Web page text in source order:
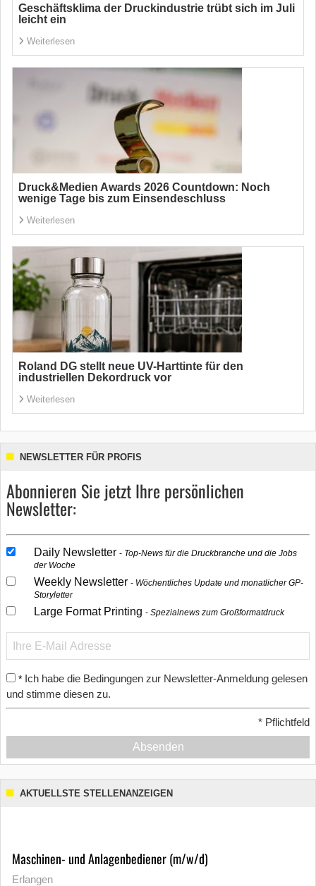
Geschäftsklima der Druckindustrie trübt sich im Juli
leicht ein
Weiterlesen
Druck&Medien Awards 2026 Countdown: Noch
wenige Tage bis zum Einsendeschluss
Weiterlesen
Roland DG stellt neue UV-Harttinte für den
industriellen Dekordruck vor
Weiterlesen
NEWSLETTER FÜR PROFIS
Abonnieren Sie jetzt Ihre persönlichen
Newsletter:
Daily Newsletter
Top-News für die Druckbranche und die Jobs
der Woche
Weekly Newsletter
Wöchentliches Update und monatlicher GP-
Storyletter
Large Format Printing Spezialnews zum Großformatdruck
* Ich habe die Bedingungen zur Newsletter-Anmeldung gelesen
und stimme diesen zu.
* Pflichtfeld
Absenden
AKTUELLSTE STELLENANZEIGEN
Maschinen- und Anlagenbediener (m/w/d)
Erlangen